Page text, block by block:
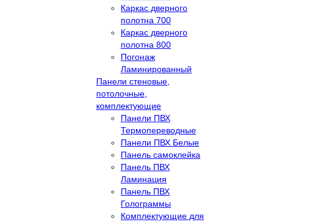
Каркас дверного
полотна 700
Каркас дверного
полотна 800
Погонаж
Ламинированный
Панели стеновые,
потолочные,
комплектующие
Панели ПВХ
Термопереводные
Панели ПВХ Белые
Панель самоклейка
Панель ПВХ
Ламинация
Панель ПВХ
Голограммы
Комплектующие для